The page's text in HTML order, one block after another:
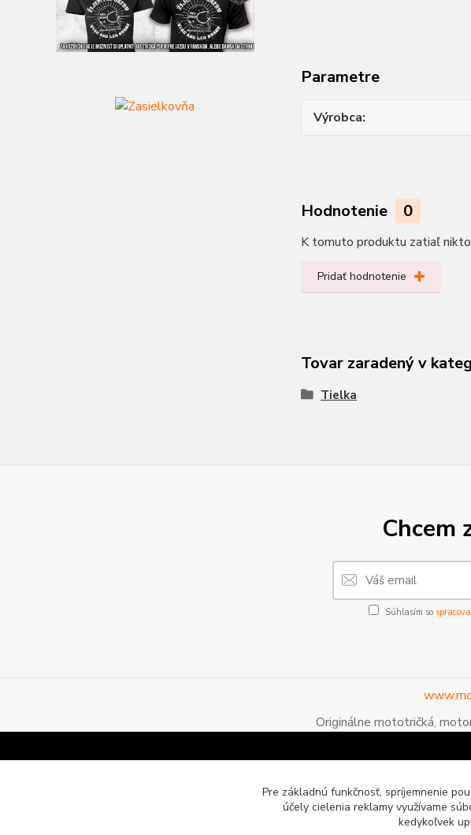
Parametre
Výrobca
Hodnotenie 0
K tomuto produktu zatiaľ
Pridať hodnotenie
Tovar zaradený v
Tielka
Chcem
Súhlasím so
Originálne mototričká,
Pre základnú funkčnosť, spríjemnenie
účely cielenia reklamy využívame
kedykoľvek